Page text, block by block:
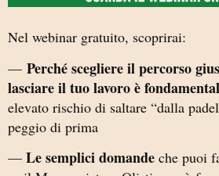
Nel webinar gratuito, scoprirai:
— Perché scegliere il percorso
lasciare il tuo lavoro è
elevato rischio di saltare “dalla
peggio di prima
— Le semplici domande che puoi